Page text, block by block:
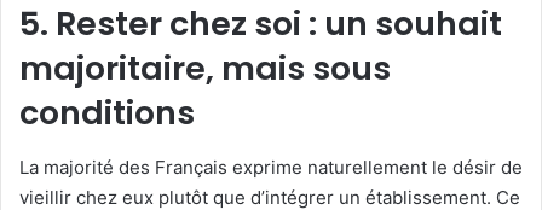
5. Rester chez soi : un souhait
majoritaire, mais sous
conditions
La majorité des Français exprime naturellement le désir de
vieillir chez eux plutôt que d’intégrer un établissement. Ce